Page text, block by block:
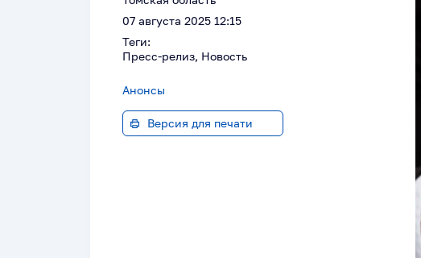
07 августа 2025 12:15
Теги:
Пресс-релиз, Новость
Анонсы
Версия для печати